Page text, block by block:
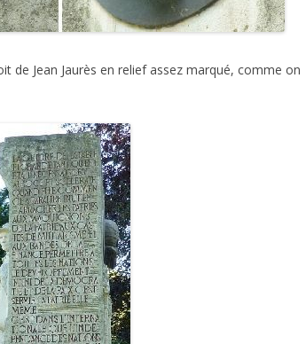
de Jean Jaurès en relief assez marqué, comme on